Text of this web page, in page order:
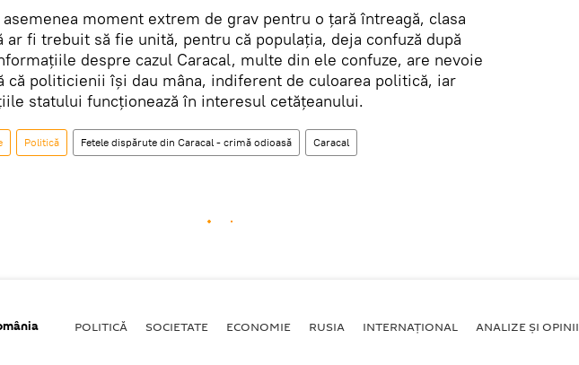
moment extrem de grav pentru o țară întreagă, clasa
ar fi trebuit să fie unită, pentru că populația, deja confuză după
despre cazul Caracal, multe din ele confuze, are nevoie
că politicienii își dau mâna, indiferent de culoarea politică, iar
statului funcționează în interesul cetățeanului.
Politică Fetele dispărute din Caracal - crimă odioasă Caracal
POLITICĂ SOCIETATE ECONOMIE RUSIA INTERNAŢIONAL ANALIZE ȘI OPINII